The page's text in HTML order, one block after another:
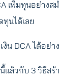
เพิ่มทุนอย่างส
ทุนได้เลย
งิน DCA ได้อย่
ล้วกับ 3 วิธีสร้